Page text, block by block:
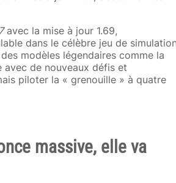
avec la mise à jour 1.69,
dans le célèbre jeu de
modèles légendaires comme la
avec de nouveaux défis et
piloter la « grenouille » à quatre
massive, elle va